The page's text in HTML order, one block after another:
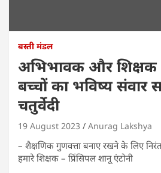
बस्ती मंडल
अभिभावक और शिक्षक
बच्चों का भविष्य संवार
चतुर्वेदी
19 August 2023 Anurag Lakshya
– शैक्षणिक गुणवत्ता बनाए रखने के लिए
हमारे शिक्षक – प्रिंसिपल शानू एंटोनी